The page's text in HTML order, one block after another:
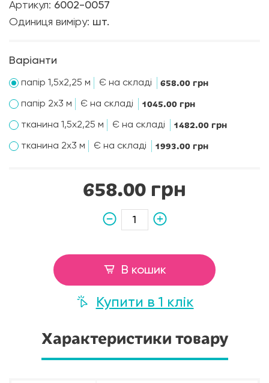
Артикул: 6002-0057
Одиниця виміру: шт.
Варіанти
папір 1,5х2,25 м Є на складі 658.00 грн
папір 2х3 м Є на складі 1045.00 грн
тканина 1,5х2,25 м Є на складі 1482.00 грн
тканина 2х3 м Є на складі 1993.00 грн
658.00 грн
В кошик
Купити в 1 клік
Характеристики товару